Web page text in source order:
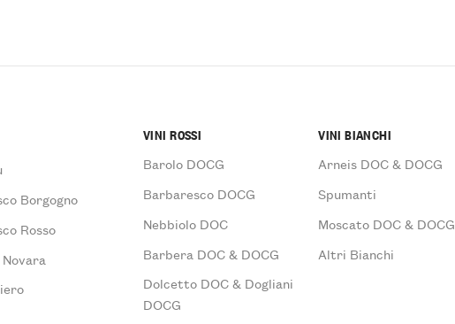
Borgogno
Rosso
VINI ROSSI
Barolo DOCG
Barbaresco DOCG
Nebbiolo DOC
Barbera DOC & DOCG
Dolcetto DOC & Dogliani
DOCG
VINI BIANCHI
Arneis DOC & DOCG
Spumanti
Moscato DOC & DOCG
Altri Bianchi